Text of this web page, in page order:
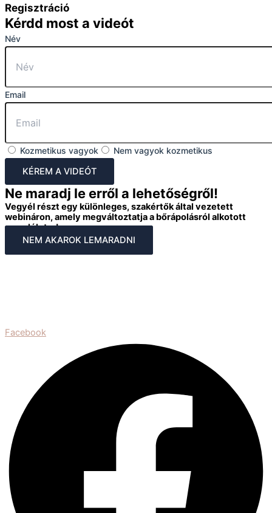
Regisztráció
Kérdd most a videót
Név
Email
Kozmetikus vagyok Nem vagyok kozmetikus
KÉREM A VIDEÓT
Ne maradj le erről a lehetőségről!
Vegyél részt egy különleges, szakértők által vezetett
webináron, amely megváltoztatja a bőrápolásról alkotott
szemléleted.
NEM AKAROK LEMARADNI
Facebook